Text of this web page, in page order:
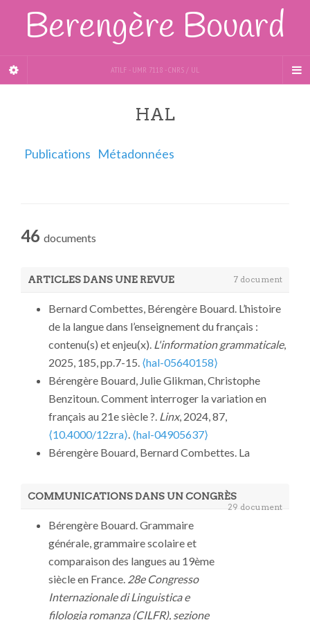
Berengère Bouard
ATILF - UMR 7118 - CNRS / UL
HAL
Publications Métadonnées
46 documents
ARTICLES DANS UNE REVUE 7 document
Bernard Combettes, Bérengère Bouard. L’histoire
de la langue dans l’enseignement du français :
contenu(s) et enjeu(x). L'information grammaticale,
2025, 185, pp.7-15. ⟨hal-05640158⟩
Bérengère Bouard, Julie Glikman, Christophe
Benzitoun. Comment interroger la variation en
français au 21e siècle ?. Linx, 2024, 87,
⟨10.4000/12zra⟩. ⟨hal-04905637⟩
Bérengère Bouard, Bernard Combettes. La
subordonnée dans les grammaires scolaires et les
instructions officielles en France (XIXe – XXIe
siècles).Scolia [sciences cognitives, linguistique et
intelligence artificielle / revue de linguistique]
2022, 36, pp.39-58.⟨10.4000/scolia.2095⟩
04905529⟩
Bernard Combettes, Bérengère Bouard. La
distinction proposition principale / proposition
COMMUNICATIONS DANS UN CONGRÈS
29 document
Bérengère Bouard. Grammaire
générale, grammaire scolaire et
comparaison des langues au 19ème
siècle en France. 28e Congresso
Internazionale di Linguistica e
filologia romanza (CILFR), sezione